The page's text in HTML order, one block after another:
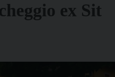
ex Sit